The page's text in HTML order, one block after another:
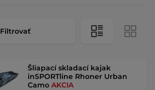
Filtrovať
Šliapací skladací kajak
inSPORTline Rhoner Urban
CamoAKCIA